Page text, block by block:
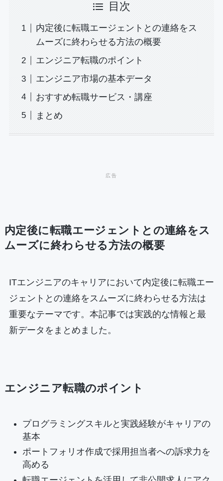
目次
内定後に転職エージェントとの連絡をス
ムーズに終わらせる方法の概要
エンジニア転職のポイント
エンジニア市場の基本データ
おすすめ転職サービス・講座
まとめ
内定後に転職エージェントとの連絡をス
ムーズに終わらせる方法の概要
ITエンジニアのキャリアにおいて内定後に転職エー
ジェントとの連絡をスムーズに終わらせる方法は
重要なテーマです。本記事では実践的な情報と最
新データをまとめました。
エンジニア転職のポイント
プログラミングスキルと実践経験がキャリアの
基本
ポートフォリオ作成で採用担当者への訴求力を
高める